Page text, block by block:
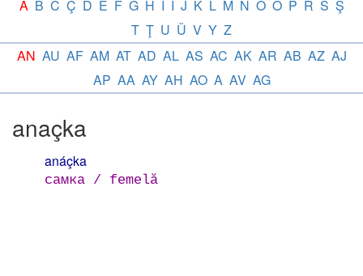
A B C Ç D E F G H I I J K L M N O Ö P R S Ş
T Ţ U Ü V Y Z
AN AU AF AM AT AD AL AS AC AK AR AB AZ AJ
AP AA AY AH AO A AV AG
anaçka
anáçka
самка / femelă